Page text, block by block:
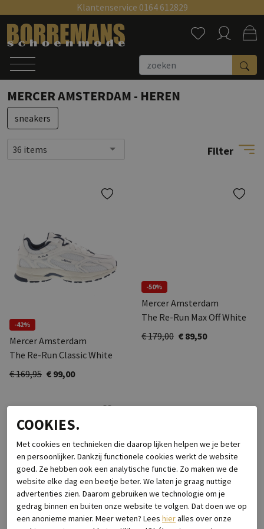
Klantenservice 0164 612829 Zoeken
MERCER AMSTERDAM - HEREN
Filter
sneakers
36 items
-42%
Mercer Amsterdam
The Re-Run Classic White
€ 169,95 € 99,00
-50%
Mercer Amsterdam
The Re-Run Max Off White
€ 179,00 € 89,50
COOKIES.
Met cookies en technieken die daarop lijken helpen we je beter
en persoonlijker. Dankzij functionele cookies werkt de website
goed. Ze hebben ook een analytische functie. Zo maken we de
website elke dag een beetje beter. We laten je graag nuttige
advertenties zien. Daarom gebruiken we technologie om je
gedrag binnen en buiten onze website te volgen. Dat doen we op
een anonieme manier. Meer weten? Lees hieralles over onze